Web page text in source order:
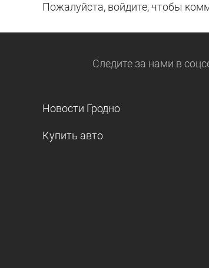
Пожалуйста, войдите, чтобы
Следите за нами в
Новости Гродно
Купить авто